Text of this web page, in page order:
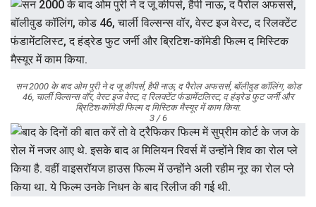
सन 2000 के बाद ओम पुरी ने द जू कीपर्स, हैपी नाऊ, द पैरोल अफसर्स, बॉलीवुड कॉलिंग, कोड
46, चार्ली विल्सन्स वॉर, वेस्ट इज वेस्ट, द रिलक्टेंट फंडामेंटलिस्ट, द हंड्रेड फुट जर्नी और
ब्रिटिश-कॉमेडी फिल्म द मिस्टिक मैस्यूर में काम किया.
3 / 6